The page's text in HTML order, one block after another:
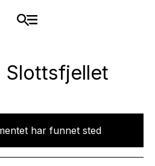
Slottsfjellet
har funnet sted